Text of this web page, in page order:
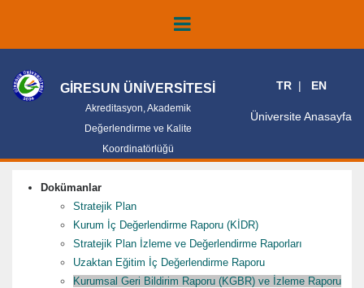
GİRESUN ÜNİVERSİTESİ
Akreditasyon, Akademik
Değerlendirme ve Kalite
Koordinatörlüğü
TR EN
Üniversite Anasayfa
Dokümanlar
Stratejik Plan
Kurum İç Değerlendirme Raporu (KİDR)
Stratejik Plan İzleme ve Değerlendirme Raporları
Uzaktan Eğitim İç Değerlendirme Raporu
Kurumsal Geri Bildirim Raporu (KGBR) ve İzleme Raporu